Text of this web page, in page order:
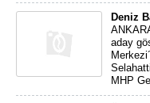
Deniz
aday
MHP